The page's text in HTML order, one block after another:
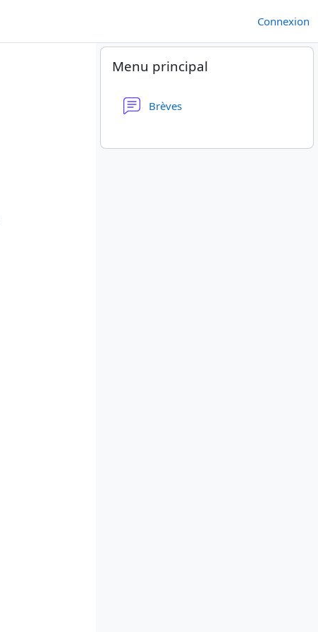
Connexion
Blocs
Passer Menu principal
Menu principal
Brèves